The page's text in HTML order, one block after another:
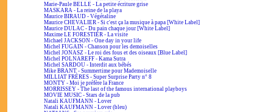
Marie-Paule BELLE - La petite écriture grise
MASKARA - La reine de la playa
Maurice BIRAUD - Végétaline
Maurice CHEVALIER - Si c'est ça la musique à papa [White Label]
Maurice DULAC - Du pain chaque jour [White Label]
Maxime LE FORESTIER - La visite
Michael JACKSON - One day in your life
Michel FUGAIN - Chanson pour les demoiselles
Michel JONASZ - Le roi des fous et des oiseaux [Blue Label]
Michel POLNAREFF - Kama Sutra
Michel SARDOU - Interdit aux bébés
Mike BRANT - Summertime pour Mademoiselle
MILLIAT FRÈRES - Super Surprise Party n° 8
MONTY - Moi je préfère la France
MORRISSEY - The last of the famous international playboys
MOVIE MUSIC - Stars de la pub
Natali KAUFMANN - Lover
Natali KAUFMANN - Lover (bleu)